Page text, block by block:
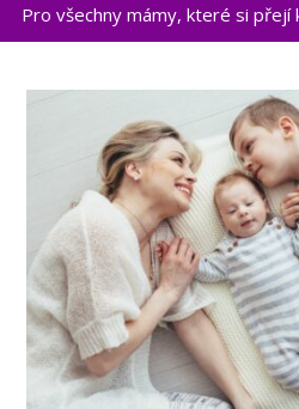
Pro všechny mámy, které si přejí